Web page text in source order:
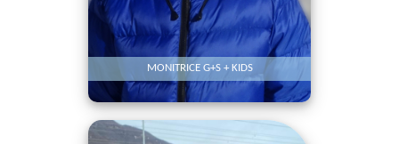
MONITRICE G+S + KIDS